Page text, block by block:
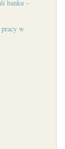
banku –
pracy w